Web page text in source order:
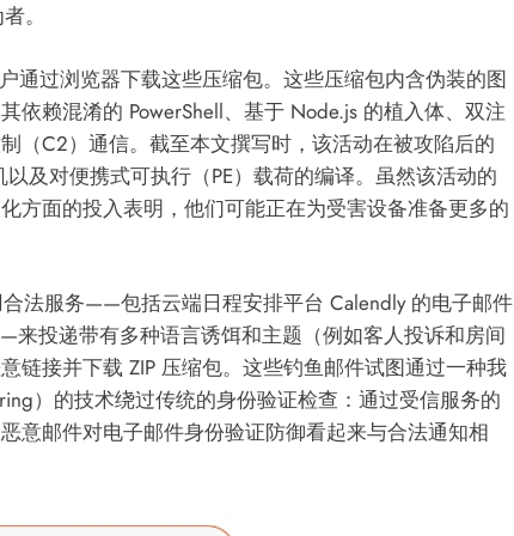
。
通过浏览器下载这些压缩包。这些压缩包内含伪装的图
依赖混淆的 PowerShell、基于 Node.js 的植入体、双注
（C2）通信。截至本文撰写时，该活动在被攻陷后的
及对便携式可执行（PE）载荷的编译。虽然该活动的
方面的投入表明，他们可能正在为受害设备准备更多的
法服务——包括云端日程安排平台 Calendly 的电子邮件
投递带有多种语言诱饵和主题（例如客人投诉和房间
链接并下载 ZIP 压缩包。这些钓鱼邮件试图通过一种我
）的技术绕过传统的身份验证检查：通过受信服务的
意邮件对电子邮件身份验证防御看起来与合法通知相